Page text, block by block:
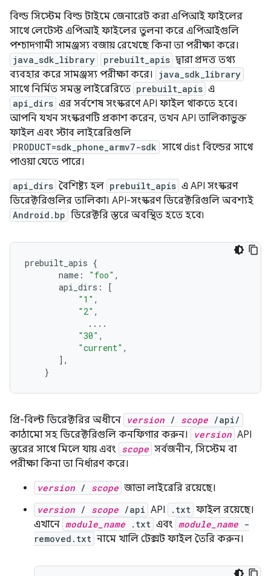
বিল্ড সিস্টেম বিল্ড টাইমে জেনারেট করা এপিআই ফাইলের
সাথে লেটেস্ট এপিআই ফাইলের তুলনা করে এপিআইগুলি
পশ্চাদগামী সামঞ্জস্য বজায় রেখেছে কিনা তা পরীক্ষা করে।
java_sdk_library prebuilt_apis দ্বারা প্রদত্ত তথ্য
ব্যবহার করে সামঞ্জস্য পরীক্ষা করে। java_sdk_library
সাথে নির্মিত সমস্ত লাইব্রেরিতে prebuilt_apis এ
api_dirs এর সর্বশেষ সংস্করণে API ফাইল থাকতে হবে।
আপনি যখন সংস্করণটি প্রকাশ করেন, তখন API তালিকাভুক্ত
ফাইল এবং স্টাব লাইব্রেরিগুলি
PRODUCT=sdk_phone_armv7-sdk সাথে dist বিল্ডের সাথে
পাওয়া যেতে পারে।
api_dirs বৈশিষ্ট্য হল prebuilt_apis এ API সংস্করণ
ডিরেক্টরিগুলির তালিকা। API-সংস্করণ ডিরেক্টরিগুলি অবশ্যই
Android.bp ডিরেক্টরি স্তরে অবস্থিত হতে হবে৷
prebuilt_apis {
name : "foo" ,
api_dirs :
[
"1" ,
"2" ,
....
"30" ,
"current" ,
] ,
}
প্রি-বিল্ট ডিরেক্টরির অধীনে version / scope /api/
কাঠামো সহ ডিরেক্টরিগুলি কনফিগার করুন। version API
স্তরের সাথে মিলে যায় এবং scope সর্বজনীন, সিস্টেম বা
পরীক্ষা কিনা তা নির্ধারণ করে।
version / scope জাভা লাইব্রেরি রয়েছে।
version / scope /api API .txt ফাইল রয়েছে।
এখানে module_name .txt এবং module_name -
removed.txt নামে খালি টেক্সট ফাইল তৈরি করুন।